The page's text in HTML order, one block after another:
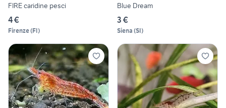
FIRE caridine pesci
4 €
Firenze(FI)
Blue Dream
3 €
Siena (SI)